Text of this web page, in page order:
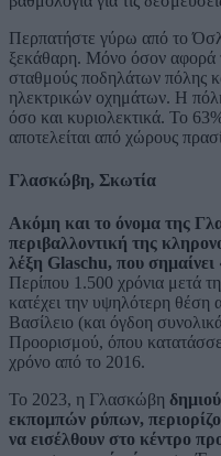
Περπατήστε γύρω από το
ξεκάθαρη. Μόνο όσον αφορά
σταθμούς ποδηλάτων πόλης
ηλεκτρικών οχημάτων. Η
όσο και κυριολεκτικά. Το
αποτελείται από χώρους
Γλασκώβη, Σκωτία
Ακόμη και το όνομα της
περιβαλλοντική της
λέξη Glaschu, που
Περίπου 1.500 χρόνια μετά
κατέχει την υψηλότερη
Βασίλειο (και όγδοη
Προορισμού, όπου
χρόνο από το 2016.
Το 2023, η Γλασκώβη
εκπομπών ρύπων,
να εισέλθουν στο κέντρο